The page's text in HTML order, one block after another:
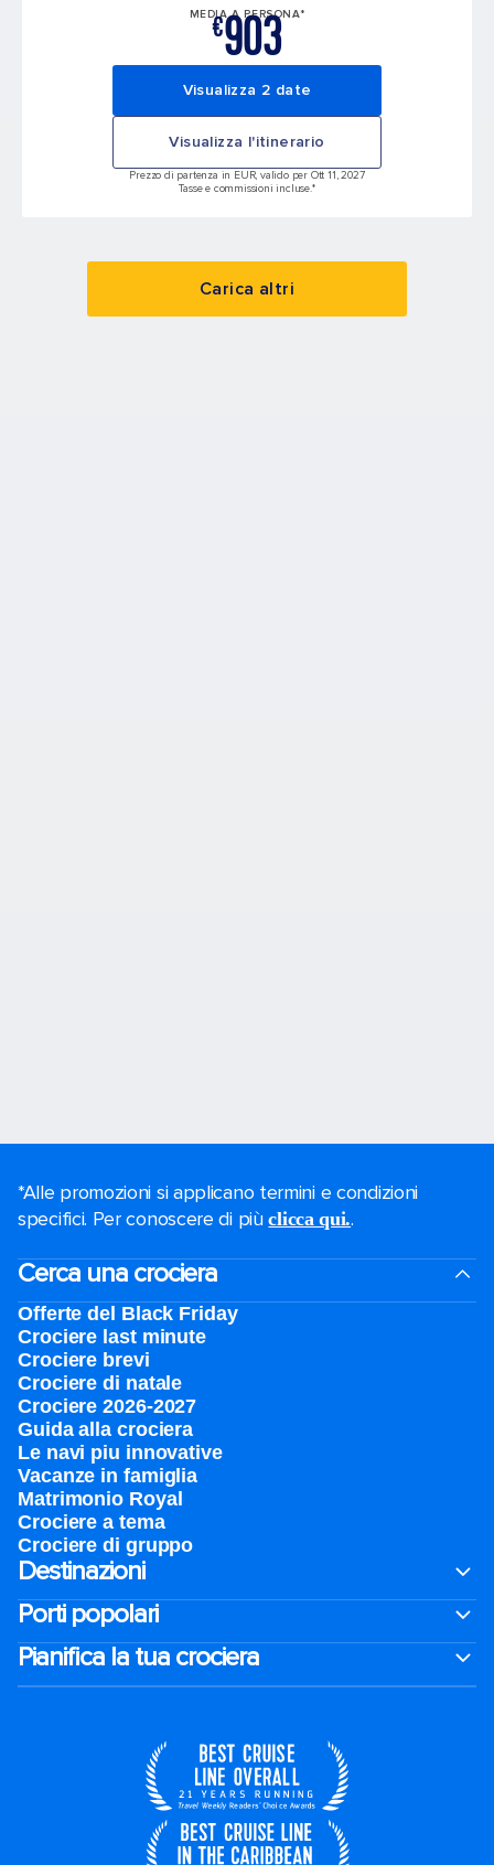
MEDIA A PERSONA*
€903
Visualizza 2 date
Visualizza l'itinerario
Prezzo di partenza in EUR, valido per Ott 11, 2027
Tasse e commissioni incluse.*
Carica altri
*Alle promozioni si applicano termini e condizioni
specifici. Per conoscere di piùclicca qui..
Cerca una crociera
Offerte del Black Friday
Crociere last minute
Crociere brevi​
Crociere di natale​
Crociere 2026-2027
Guida alla crociera
Le navi piu innovative
Vacanze in famiglia
Matrimonio Royal
Crociere a tema
Crociere di gruppo
Destinazioni
Porti popolari
Pianifica la tua crociera